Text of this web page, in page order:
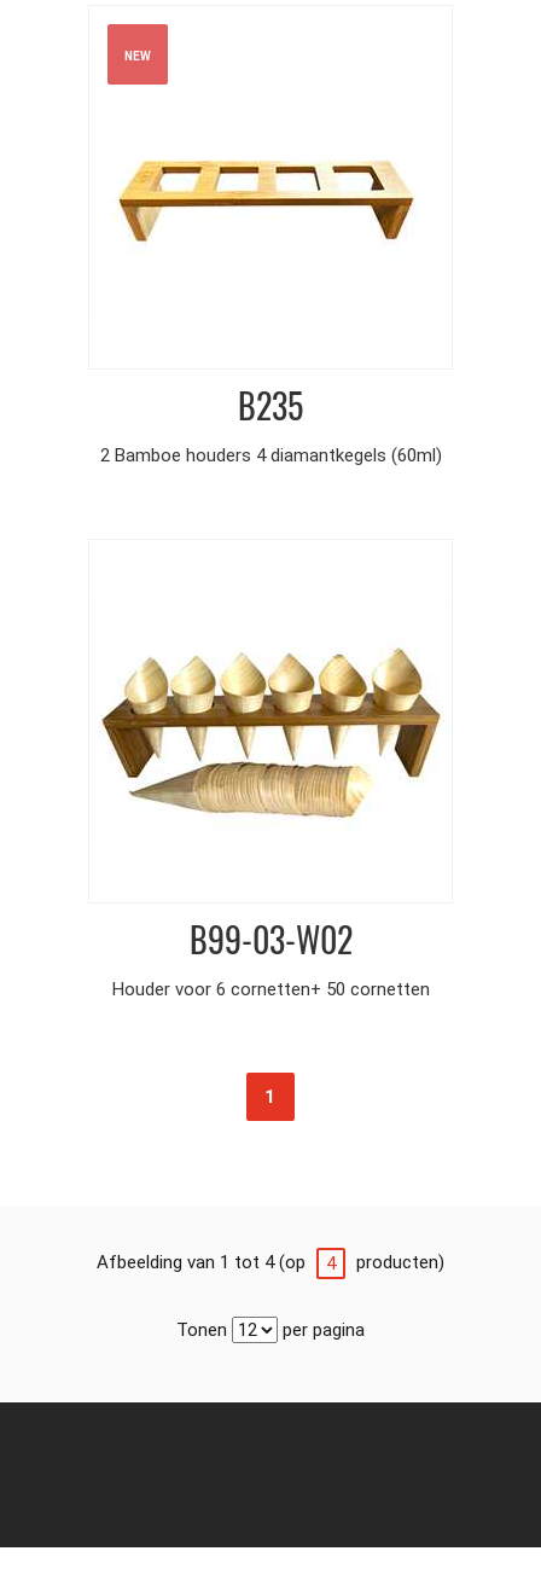
NEW
B235
2 Bamboe houders 4 diamantkegels (60ml)
B99-03-W02
Houder voor 6 cornetten+ 50 cornetten
1
Afbeelding van 1 tot 4 (op 4 producten)
Tonen per pagina